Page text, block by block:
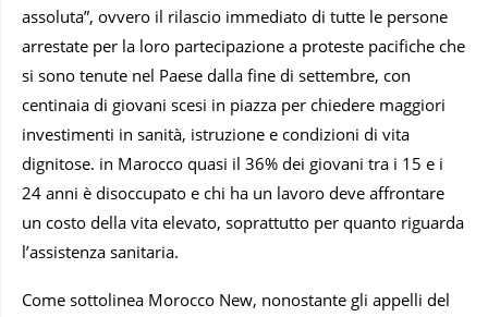
assoluta”, ovvero il rilascio immediato di tutte le persone
arrestate per la loro partecipazione a proteste pacifiche che
si sono tenute nel Paese dalla fine di settembre, con
centinaia di giovani scesi in piazza per chiedere maggiori
investimenti in sanità, istruzione e condizioni di vita
dignitose. in Marocco quasi il 36% dei giovani tra i 15 e i
24 anni è disoccupato e chi ha un lavoro deve affrontare
un costo della vita elevato, soprattutto per quanto riguarda
l’assistenza sanitaria.
Come sottolinea Morocco New, nonostante gli appelli del